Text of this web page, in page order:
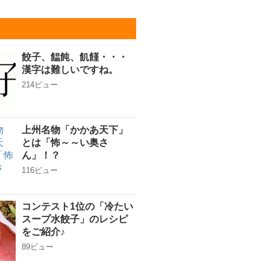
餃子、饂飩、飢饉・・・
漢字は難しいですね。
214ビュー
上州名物「かかあ天下」
とは「怖～～い奥さ
ん」！？
116ビュー
コンテスト1位の「冷たい
スープ水餃子」のレシピ
をご紹介♪
89ビュー